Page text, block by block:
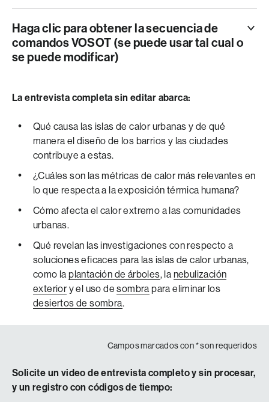
Haga clic para obtener la secuencia de
comandos VOSOT (se puede usar tal cual o
se puede modificar)
TODOS SENTIMOS EL CALOR ESTE VERANO… PERO
LO SIENTAN AÚN MÁS.
ESO SE DEBE A LO QUE SE LLAMA EL EFECTO “ISLA
DE CALOR URBANA”.
¿QUÉ SIGNIFICA ESO EXACTAMENTE?
LA DOCTORA ARIANE MIDDEL(AIR-EE-ON MIH-DELL)
PROFESORA ADJUNTA DE LA UNIVERSIDAD ESTATAL
DE ARIZONA, AFIRMA QUE EL EFECTO ISLA DE CALOR
URBANA SE PRODUCE CUANDO LAS SUPERFICIES,
COMO EL ASFALTO, EL HORMIGÓN Y EL ACERO,
ABSORBEN EL CALOR DEL SOL Y LUEGO LO LIBERAN,
LO QUE HACE QUE LAS CIUDADES SEAN MUCHO MÁS
SEGÚN ELLA, PODEMOS ENFRIAR LAS CIUDADES
PLANTANDO MÁS ÁRBOLES, INSTALANDO TECHOS
REEMPLAZANDO EL PAVIMENTO POR GRAVA O
CÉSPED.
La entrevista completa sin editar abarca:
Qué causa las islas de calor urbanas y de qué
manera el diseño de los barrios y las ciudades
contribuye a estas.
¿Cuáles son las métricas de calor más relevantes en
lo que respecta a la exposición térmica humana?
Cómo afecta el calor extremo a las comunidades
urbanas.
Qué revelan las investigaciones con respecto a
soluciones eficaces para las islas de calor urbanas,
como laplantación de árboles, la nebulización
exteriory el uso desombra para eliminar los
desiertos de sombra.
Campos marcados con*son requeridos
Solicite un video de entrevista completo y sin procesar,
y un registro con códigos de tiempo: